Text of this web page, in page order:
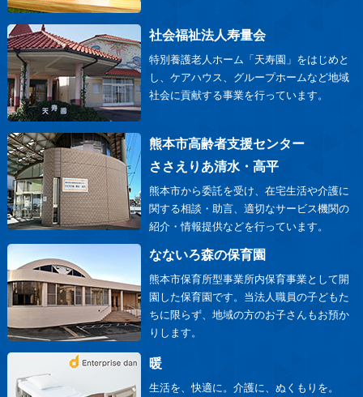
社会福祉法人寿量会
特別養護老人ホーム「天寿園」をはじめと
し、ケアハウス、グループホームなど地域
社会に貢献する事業を行っています。
熊本市高齢者支援センター
ささえりあ清水・高平
熊本市から委託を受け、在宅生活や介護に
関する相談・助言、適切なサービス機関の
紹介・情報提供などを行っています。
なないろ森の保育園
熊本市保育所型事業所内保育事業として開
園した保育園です。当法人職員の子どもた
ちに限らず、地域の方のお子さんもお預か
りします。
暖
生活を、快適に。介護に、ぬくもりを。